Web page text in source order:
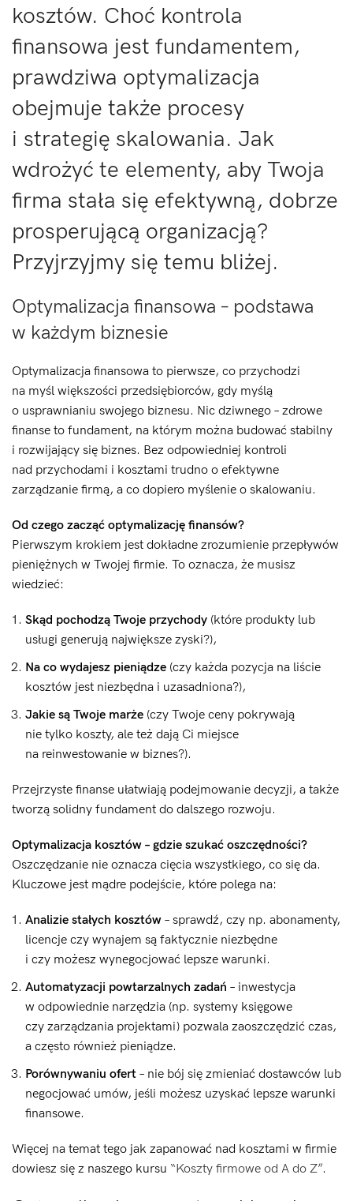
kosztów. Choć kontrola
finansowa jest fundamentem,
prawdziwa optymalizacja
obejmuje także procesy
i strategię skalowania. Jak
wdrożyć te elementy, aby Twoja
firma stała się efektywną, dobrze
prosperującą organizacją?
Przyjrzyjmy się temu bliżej.
Optymalizacja finansowa – podstawa
w każdym biznesie
Optymalizacja finansowa to pierwsze, co przychodzi
na myśl większości przedsiębiorców, gdy myślą
o usprawnianiu swojego biznesu. Nic dziwnego – zdrowe
finanse to fundament, na którym można budować stabilny
i rozwijający się biznes. Bez odpowiedniej kontroli
nad przychodami i kosztami trudno o efektywne
zarządzanie firmą, a co dopiero myślenie o skalowaniu.
Od czego zacząć optymalizację finansów?
Pierwszym krokiem jest dokładne zrozumienie przepływów
pieniężnych w Twojej firmie. To oznacza, że musisz
wiedzieć:
Skąd pochodzą Twoje przychody (które produkty lub
usługi generują największe zyski?),
Na co wydajesz pieniądze (czy każda pozycja na liście
kosztów jest niezbędna i uzasadniona?),
Jakie są Twoje marże (czy Twoje ceny pokrywają
nie tylko koszty, ale też dają Ci miejsce
na reinwestowanie w biznes?).
Przejrzyste finanse ułatwiają podejmowanie decyzji, a także
tworzą solidny fundament do dalszego rozwoju.
Optymalizacja kosztów – gdzie szukać oszczędności?
Oszczędzanie nie oznacza cięcia wszystkiego, co się da.
Kluczowe jest mądre podejście, które polega na:
Analizie stałych kosztów – sprawdź, czy np. abonamenty,
licencje czy wynajem są faktycznie niezbędne
i czy możesz wynegocjować lepsze warunki.
Automatyzacji powtarzalnych zadań – inwestycja
w odpowiednie narzędzia (np. systemy księgowe
czy zarządzania projektami) pozwala zaoszczędzić czas,
a często również pieniądze.
Porównywaniu ofert – nie bój się zmieniać dostawców lub
negocjować umów, jeśli możesz uzyskać lepsze warunki
finansowe.
Więcej na temat tego jak zapanować nad kosztami w firmie
dowiesz się z naszego kursu “Koszty firmowe od A do Z”.